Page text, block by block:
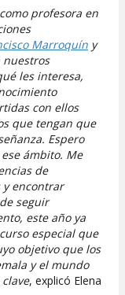
profesora en
Marroquín y
nuestros
les interesa,
con ellos
que tengan que
Espero
ámbito. Me
de
encontrar
seguir
este año ya
especial que
objetivo que los
y el mundo
, explicó Elena